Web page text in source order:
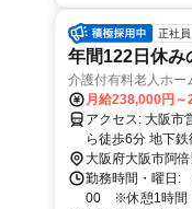
正社員
年間122日休
介護付有料老人ホー
月給238,000円～
アクセス: 大阪市営バス「阪南団地前」停留所下車スグ 阪堺電気軌道「北畠」駅か
ら徒歩6分 地下
大阪府大阪市阿
勤務時間・曜日:
00 ※休憩1時間